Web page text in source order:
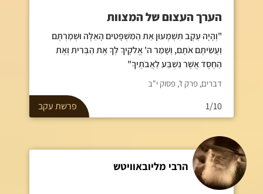
הערך העצום של המצוות
"וְהָיָה עֵקֶב תִּשְׁמְעוּן אֵת הַמִּשְׁפָּטִים הָאֵלֶּה וּשְׁמַרְתֶּם
וַעֲשִׂיתֶם אֹתָם, וְשָׁמַר ה' אֱלֹקֶיךָ לְךָ אֶת הַבְּרִית וְאֶת
הַחֶסֶד אֲשֶׁר נִשְׁבַּע לַאֲבֹתֶיךָ"
דברים, פרק ז', פסוק י"ב
1/10 פרשתעקב
הרבי מליובאוויטש